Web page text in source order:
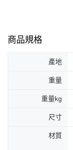
商品規格
產地
重量
重量kg
尺寸
材質